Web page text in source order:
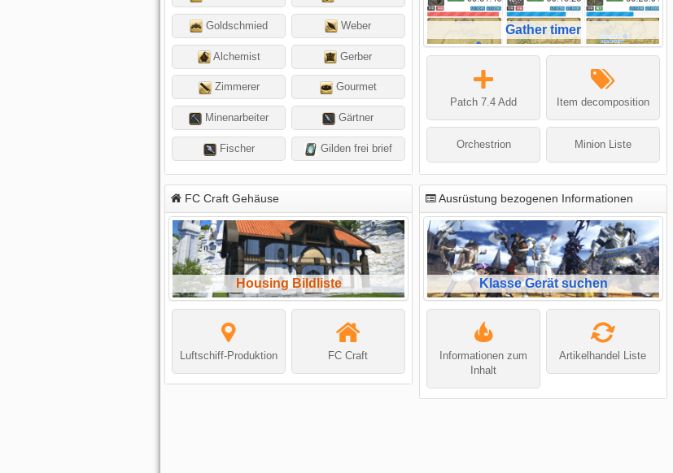
Goldschmied Weber
Alchemist Gerber
Zimmerer Gourmet
Minenarbeiter Gärtner
Fischer Gilden frei brief
Gather timer
Patch 7.4 Add Item decomposition
Orchestrion Minion Liste
FC Craft Gehäuse
Housing Bildliste
Luftschiff-Produktion FC Craft
Ausrüstung bezogenen Informationen
Klasse Gerät suchen
Informationen zum
Inhalt
Artikelhandel Liste